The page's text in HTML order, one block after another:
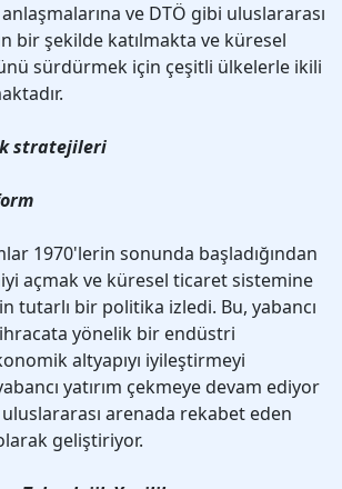
ve DTÖ gibi uluslararası
bir şekilde katılmakta ve küresel
sürdürmek için çeşitli ülkelerle ikili
stratejileri
1970'lerin sonunda başladığından
açmak ve küresel ticaret sistemine
tutarlı bir politika izledi. Bu, yabancı
ihracata yönelik bir endüstri
altyapıyı iyileştirmeyi
yatırım çekmeye devam ediyor
arenada rekabet eden
geliştiriyor.